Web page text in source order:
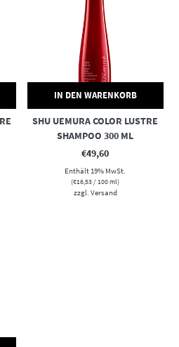
IN DEN WARENKORB
SHU UEMURA COLOR LUSTRE
SHAMPOO 300 ML
€49,60
Enthält 19% MwSt.
(€16,53/ 100 ml)
zzgl. Versand